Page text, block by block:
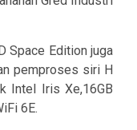
Space Edition juga
pemproses siri H
Intel Iris Xe,16GB
6E.